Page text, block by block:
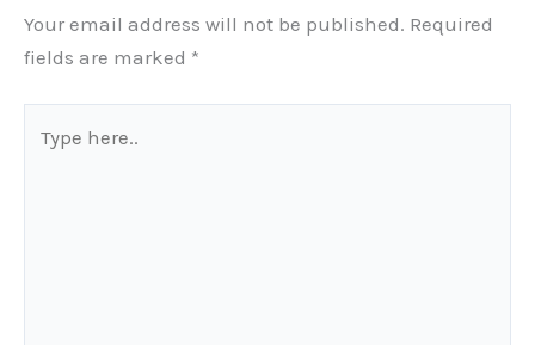
Your email address will not be published. Required
fields are marked *
here..